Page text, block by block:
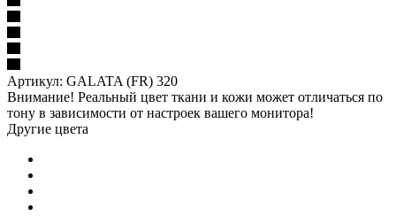
Артикул: GALATA (FR) 320
Внимание! Реальный цвет ткани и кожи может отличаться по
тону в зависимости от настроек вашего монитора!
Другие цвета